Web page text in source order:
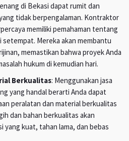
di Bekasi dapat rumit dan
tidak berpengalaman. Kontraktor
memiliki pemahaman tentang
Mereka akan membantu
memastikan bahwa proyek Anda
hukum di kemudian hari.
Berkualitas: Menggunakan jasa
yang handal berarti Anda dapat
peralatan dan material berkualitas
dan bahan berkualitas akan
yang kuat, tahan lama, dan bebas